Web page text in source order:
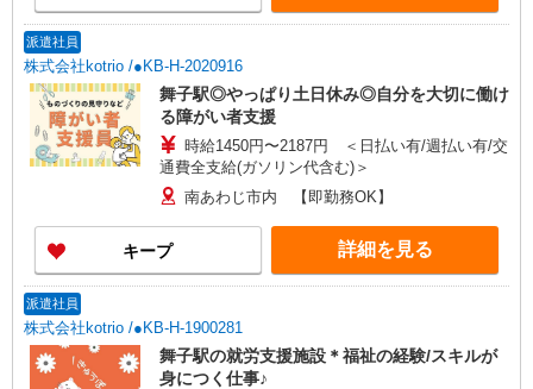
派遣社員
株式会社kotrio /●KB-H-2020916
舞子駅◎やっぱり土日休み◎自分を大切に働け
る障がい者支援
時給1450円〜2187円 ＜日払い有/週払い有/交
通費全支給(ガソリン代含む)＞
南あわじ市内 【即勤務OK】
キープ 詳細を見る
派遣社員
株式会社kotrio /●KB-H-1900281
舞子駅の就労支援施設＊福祉の経験/スキルが
身につく仕事♪